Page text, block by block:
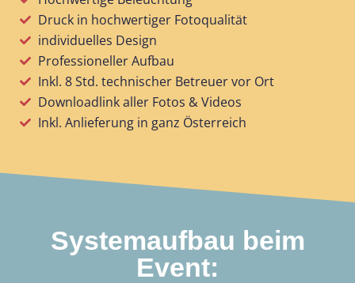
Druck in hochwertiger Fotoqualität
individuelles Design
Professioneller Aufbau
Inkl. 8 Std. technischer Betreuer vor Ort​
Downloadlink aller Fotos & Videos
Inkl. Anlieferung in ganz Österreich
Systemaufbau beim
Event: